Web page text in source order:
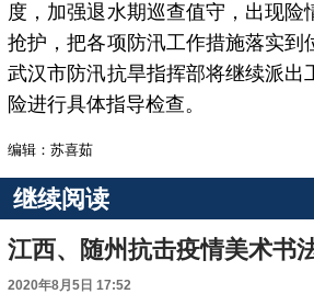
度，加强退水期巡查值守，出现险
抢护，把各项防汛工作措施落实到
武汉市防汛抗旱指挥部将继续派出
险进行具体指导检查。
编辑：苏喜茹
继续阅读
江西、随州抗击疫情美术书
2020年8月5日 17:52